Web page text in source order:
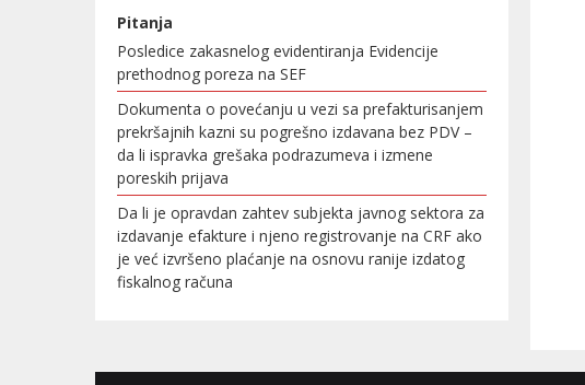
Pitanja
Posledice zakasnelog evidentiranja Evidencije
prethodnog poreza na SEF
Dokumenta o povećanju u vezi sa prefakturisanjem
prekršajnih kazni su pogrešno izdavana bez PDV –
da li ispravka grešaka podrazumeva i izmene
poreskih prijava
Da li je opravdan zahtev subjekta javnog sektora za
izdavanje efakture i njeno registrovanje na CRF ako
je već izvršeno plaćanje na osnovu ranije izdatog
fiskalnog računa